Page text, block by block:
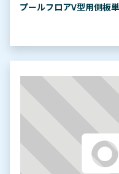
プールフロアV型用側板